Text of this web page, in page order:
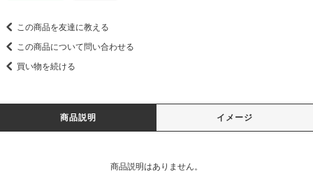
この商品を友達に教える
この商品について問い合わせる
買い物を続ける
商品説明 イメージ
商品説明はありません。